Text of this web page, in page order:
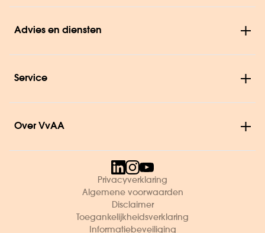
Advies en diensten
Service
Over VvAA
Privacyverklaring
Algemene voorwaarden
Disclaimer
Toegankelijkheidsverklaring
Informatiebeveiliging